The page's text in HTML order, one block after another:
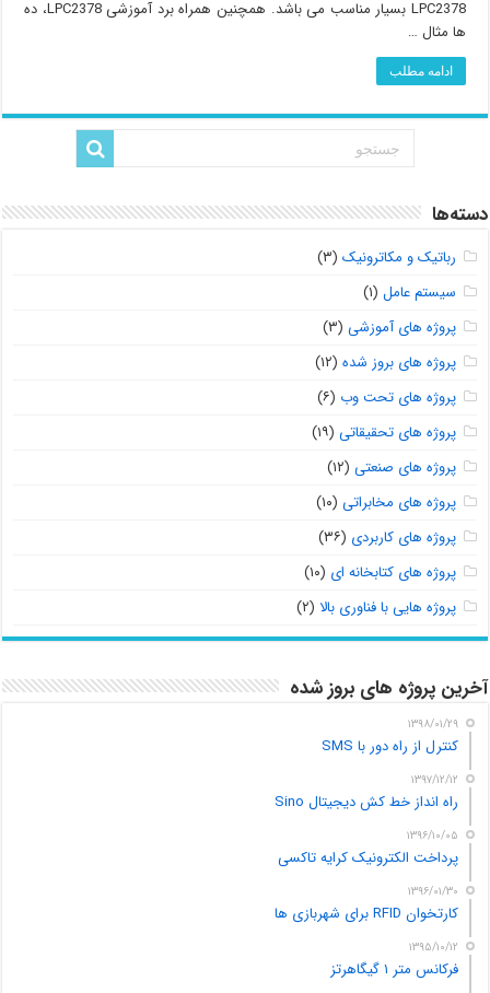
LPC2378 بسیار مناسب می باشد. همچنین همراه برد آموزشی LPC2378، ده
ها مثال …
ادامه مطلب
دسته‌ها
رباتیک و مکاترونیک (۳)
سیستم عامل (۱)
پروژه های آموزشی (۳)
پروژه های بروز شده (۱۲)
پروژه های تحت وب (۶)
پروژه های تحقیقاتی (۱۹)
پروژه های صنعتی (۱۲)
پروژه های مخابراتی (۱۰)
پروژه های کاربردی (۳۶)
پروژه های کتابخانه ای (۱۰)
پروژه هایی با فناوری بالا (۲)
آخرین پروژه های بروز شده
۱۳۹۸/۰۱/۲۹
کنترل از راه دور با SMS
۱۳۹۷/۱۲/۱۲
راه انداز خط کش دیجیتال Sino
۱۳۹۶/۱۰/۰۵
پرداخت الکترونیک کرایه تاکسی
۱۳۹۶/۰۱/۳۰
کارتخوان RFID برای شهربازی ها
۱۳۹۵/۱۰/۱۲
فرکانس متر ۱ گیگاهرتز